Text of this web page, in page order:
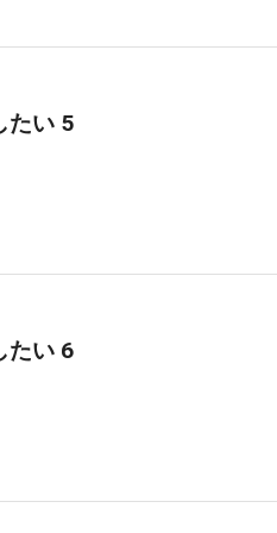
たい 5
たい 6